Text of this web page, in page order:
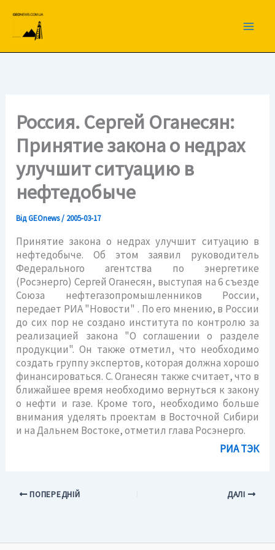
вмісту
Россия. Сергей Оганесян:
Принятие закона о недрах
улучшит ситуацию в
нефтедобыче
ВідGEOnews/ 2005-03-17
Принятие закона о недрах улучшит ситуацию в
нефтедобыче. Об этом заявил руководитель
Федерального агентства по энергетике
(Росэнерго) Сергей Оганесян, выступая на 6 съезде
Союза нефтегазопромышленников России,
передает РИА "Новости" . По его мнению, в России
до сих пор не создано института по контролю за
реализацией закона "О соглашении о разделе
продукции". Он также отметил, что необходимо
создать группу экспертов, которая должна хорошо
финансироваться. С. Оганесян также считает, что в
ближайшее время необходимо вернуться к закону
о нефти и газе. Кроме того, необходимо больше
внимания уделять проектам в Восточной Сибири
и на Дальнем Востоке, отметил глава Росэнерго.
РИА ТЭК
ПОПЕРЕДНІЙ ДАЛІ